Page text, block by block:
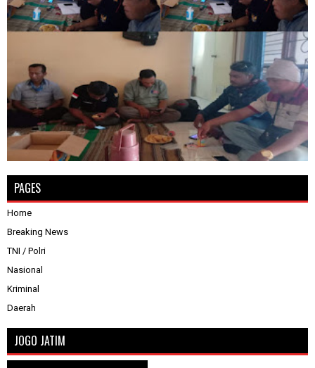
PAGES
Home
Breaking News
TNI / Polri
Nasional
Kriminal
Daerah
JOGO JATIM